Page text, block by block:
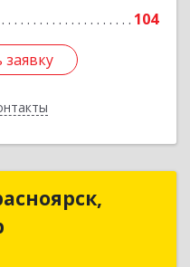
104
Красноярск,
центр